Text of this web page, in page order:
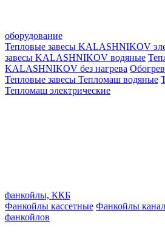
оборудование
Тепловые завесы KALASHNIKOV
завесы KALASHNIKOV водяные
KALASHNIKOV без нагрева
Тепловые завесы Тепломаш водяные
Тепломаш электрические
фанкойлы, ККБ
Фанкойлы кассетные Фанкойлы
фанкойлов